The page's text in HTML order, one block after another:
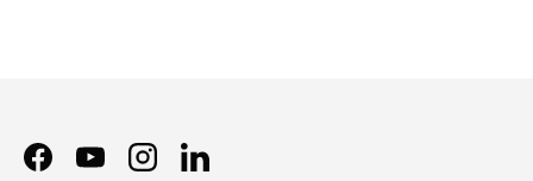
FacebookYouTubeInstagramLinkedIn